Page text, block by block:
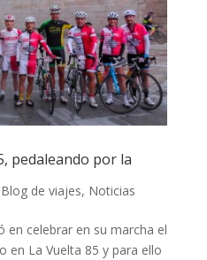
pedaleando por la
Blog de viajes, Noticias
en celebrar en su marcha el
en La Vuelta 85 y para ello